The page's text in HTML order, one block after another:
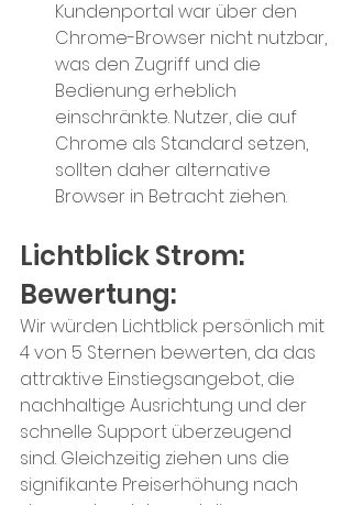
Kundenportal war über den
Chrome-Browser nicht nutzbar,
was den Zugriff und die
Bedienung erheblich
einschränkte. Nutzer, die auf
Chrome als Standard setzen,
sollten daher alternative
Browser in Betracht ziehen.
Lichtblick Strom:
Bewertung:
Wir würden Lichtblick persönlich mit
4 von 5 Sternen bewerten, da das
attraktive Einstiegsangebot, die
nachhaltige Ausrichtung und der
schnelle Support überzeugend
sind. Gleichzeitig ziehen uns die
signifikante Preiserhöhung nach